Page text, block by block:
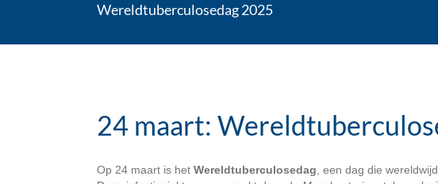
Wereldtuberculosedag 2025
24 maart:
Op 24 maart is het Wereldtuberculosedag , een dag die